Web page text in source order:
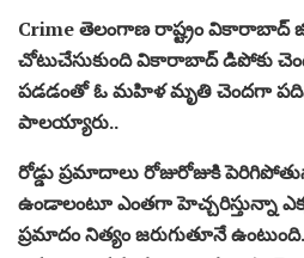
Crime తెలంగాణ రాష్ట్రం వికారాబాద్
చోటుచేసుకుంది వికారాబాద్ డిపోకు
పడడంతో ఓ మహిళ మృతి చెందగా
పాలయ్యారు..
రోడ్డు ప్రమాదాలు రోజురోజుకి
ఉండాలంటూ ఎంతగా హెచ్చరిస్తున్నా
ప్రమాదం నిత్యం జరుగుతూనే